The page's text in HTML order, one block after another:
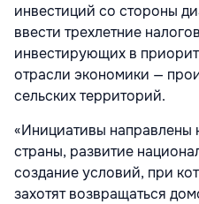
инвестиций со стороны
ввести трехлетние
инвестирующих в
отрасли экономики —
сельских территорий.
«Инициативы направлены
страны, развитие
создание условий, при
захотят возвращаться